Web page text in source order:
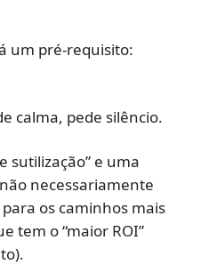
um pré-requisito:
calma, pede silêncio.
sutilização” e uma
necessariamente
os caminhos mais
tem o “maior ROI”